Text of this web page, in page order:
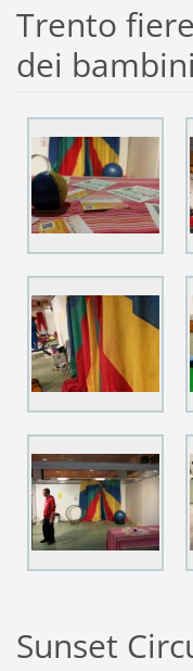
Trento
dei
Sunset